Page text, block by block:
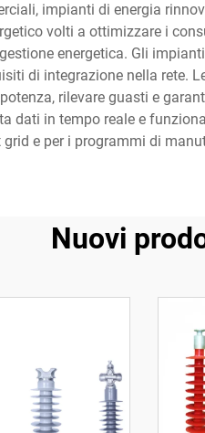
impianti di energia
volti a ottimizzare i
energetica. Gli
di integrazione nella rete.
rilevare guasti e
dati in tempo reale e
grid e per i programmi di
Nuovi